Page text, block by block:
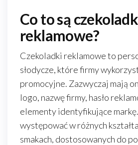
Co to są
reklamowe?
Czekoladki reklamowe to
słodycze, które firmy
promocyjne. Zazwyczaj mają
logo, nazwę firmy, hasło
elementy identyfikujące
występować w różnych
smakach, dostosowanych do